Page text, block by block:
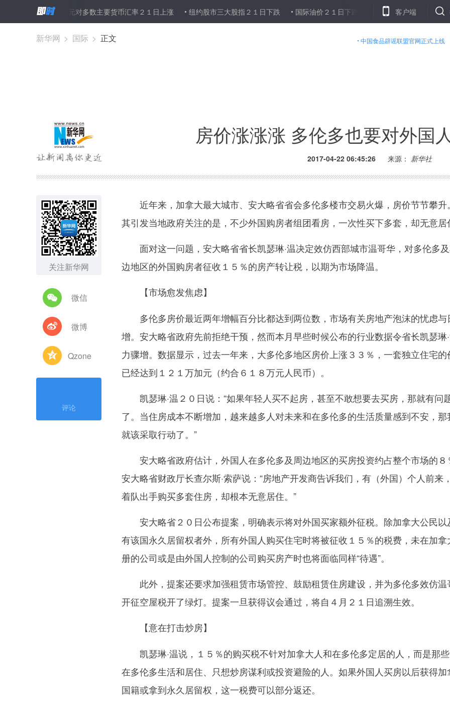
美元对多数主要货币汇率２１日上涨 纽约股市三大股指２１日下跌 国际油价２１日下跌 纽约金价２１日上涨 美元对
客户端
中国食品辟谣联盟官网正式上线
新华网 > 国际 > 正文
房价涨涨涨 多伦多也要对外国
2017-04-22 06:45:26 来源： 新华社
关注新华网
微信
微博
Qzone
评论
近年来，加拿大最大城市、安大略省省会多伦多楼市交易火爆，房价节节攀升
其引发当地政府关注的是，不少外国购房者组团看房，一次性买下多套，却无意居
面对这一问题，安大略省省长凯瑟琳·温决定效仿西部城市温哥华，对多伦多
边地区的外国购房者征收１５％的房产转让税，以期为市场降温。
【市场愈发焦虑】
多伦多房价最近两年增幅百分比都达到两位数，市场有关房地产泡沫的忧虑与
增。安大略省政府先前拒绝干预，然而本月早些时候公布的行业数据令省长凯瑟琳
力骤增。数据显示，过去一年来，大多伦多地区房价上涨３３％，一套独立住宅的
已经达到１２１万加元（约合６１８万元人民币）。
凯瑟琳·温２０日说：“如果年轻人买不起房，甚至不敢想要去买房，那就有问
了。当住房成本不断增加，越来越多人对未来和在多伦多的生活质量感到不安，那
就该采取行动了。”
安大略省政府估计，外国人在多伦多及周边地区的买房投资约占整个市场的８
安大略省财政厅长查尔斯·索萨说：“房地产开发商告诉我们，有（外国）个人前来
着队出手购买多套住房，却根本无意居住。”
安大略省２０日公布提案，明确表示将对外国买家额外征税。除加拿大公民以
有该国永久居留权者外，所有外国人购买住宅时将被征收１５％的税费，未在加拿
册的公司或是由外国人控制的公司购买房产时也将面临同样“待遇”。
此外，提案还要求加强租赁市场管控、鼓励租赁住房建设，并为多伦多效仿温
开征空屋税开了绿灯。提案一旦获得议会通过，将自４月２１日追溯生效。
【意在打击炒房】
凯瑟琳·温说，１５％的购买税不针对加拿大人和在多伦多定居的人，而是那
在多伦多生活和居住、只想炒房谋利或投资避险的人。如果外国人买房以后获得加
国籍或拿到永久居留权，这一税费可以部分返还。